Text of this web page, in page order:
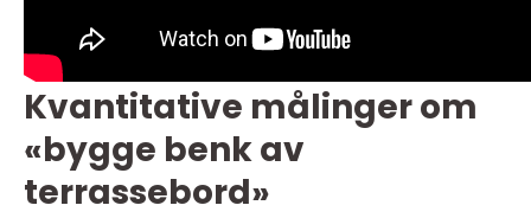
Kvantitative målinger om
«bygge benk av
terrassebord»